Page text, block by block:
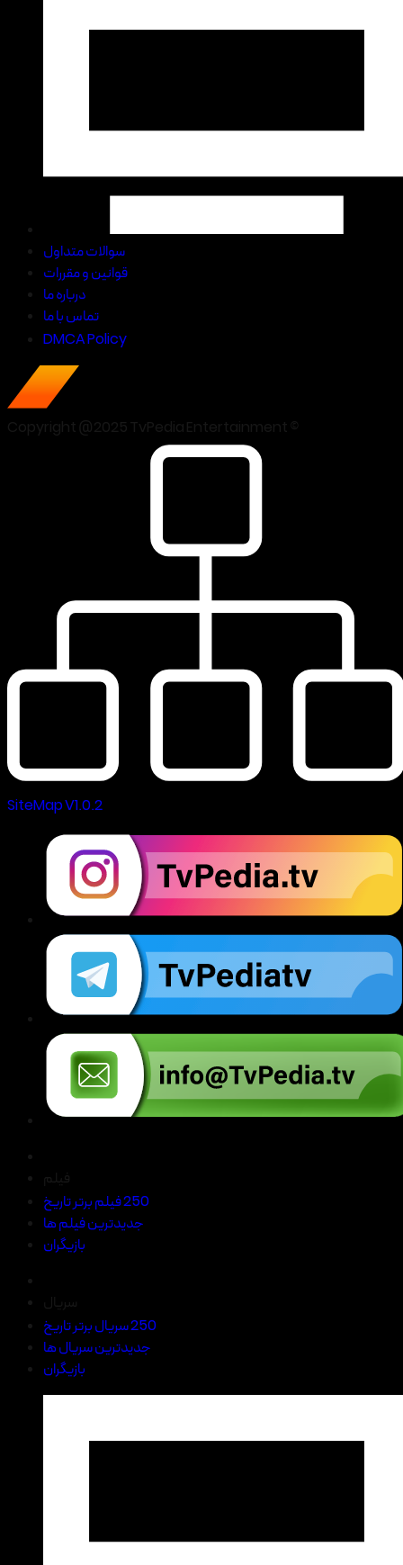
سوالات متداول
قوانین و مقررات
درباره ما
تماس با ما
DMCA Policy
SiteMap V1.0.2
250 فیلم برتر تاریخ
جدیدترین فیلم ها
بازیگران
250 سریال برتر تاریخ
جدیدترین سریال ها
بازیگران